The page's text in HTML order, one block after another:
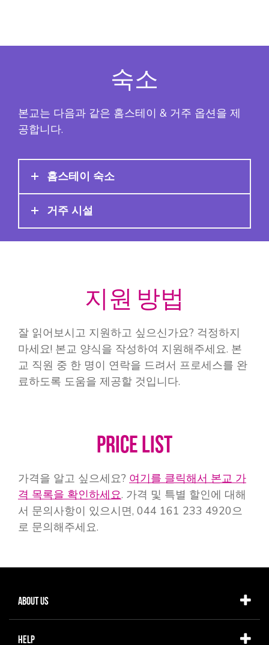
숙소
본교는 다음과 같은 홈스테이 & 거주 옵션을 제
공합니다.
홈스테이 숙소
거주 시설
지원 방법
잘 읽어보시고 지원하고 싶으신가요? 걱정하지
마세요! 본교 양식을 작성하여 지원해주세요. 본
교 직원 중 한 명이 연락을 드려서 프로세스를 완
료하도록 도움을 제공할 것입니다.
PRICE LIST
가격을 알고 싶으세요? 여기를 클릭해서 본교 가
격 목록을 확인하세요. 가격 및 특별 할인에 대해
서 문의사항이 있으시면, 044 161 233 4920으
로 문의해주세요.
About Us
Help